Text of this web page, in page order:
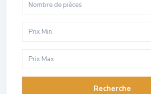
Nombre de pièces
Recherche